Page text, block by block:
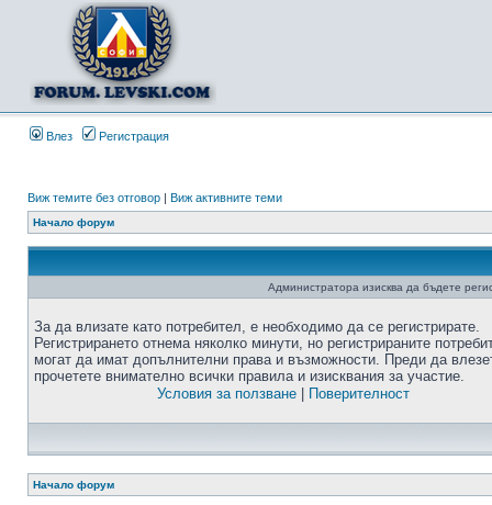
Влез Регистрация
Виж темите без отговор | Виж активните теми
Начало форум
Администратора изисква да бъдете
За да влизате като потребител, е необходимо да се регистрирате.
Регистрирането отнема няколко минути, но регистрираните
могат да имат допълнителни права и възможности. Преди да
прочетете внимателно всички правила и изисквания за участие.
Условия за ползване| Поверителност
Начало форум